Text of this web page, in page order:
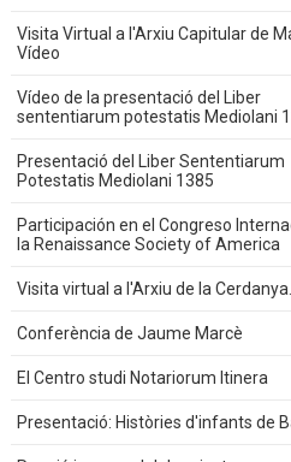
Visita Virtual a l'Arxiu Capitular de
Vídeo
Vídeo de la presentació del Liber
sententiarum potestatis Mediolani
Presentació del Liber Sententiarum
Potestatis Mediolani 1385
Participación en el Congreso
la Renaissance Society of America
Visita virtual a l'Arxiu de la
Conferència de Jaume Marcè
El Centro studi Notariorum Itinera
Presentació: Històries d'infants de